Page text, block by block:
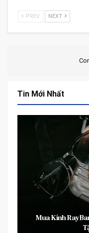
PREV NEXT
Tin Mới Nhất
Mua Kính